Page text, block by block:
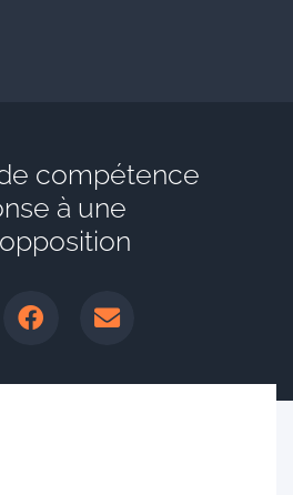
compétence
à une